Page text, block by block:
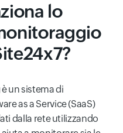
lo
un sistema di
as a Service (SaaS)
dalla rete utilizzando